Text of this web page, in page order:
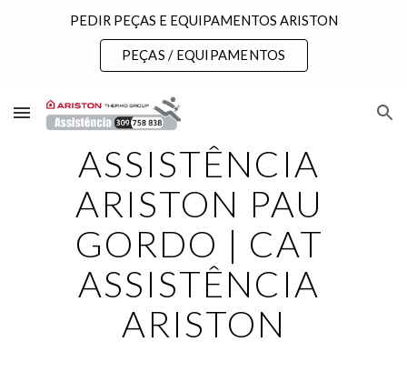
Skip to main content
PEDIR PEÇAS E EQUIPAMENTOS ARISTON
PEÇAS / EQUIPAMENTOS
ASSISTÊNCIA
ARISTON PAU
GORDO | CAT
ASSISTÊNCIA
ARISTON